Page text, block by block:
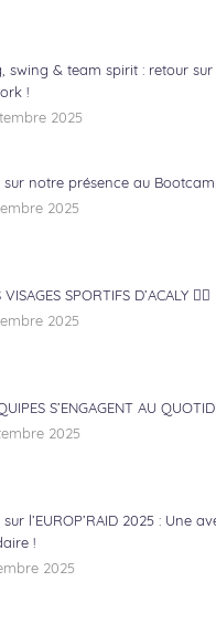
swing & team spirit : retour
!
2025
sur notre présence au
2025
VISAGES SPORTIFS D’ACALY 🚴‍♀️
2025
S’ENGAGENT AU
2025
sur l’EUROP’RAID 2025 : Une
!
2025